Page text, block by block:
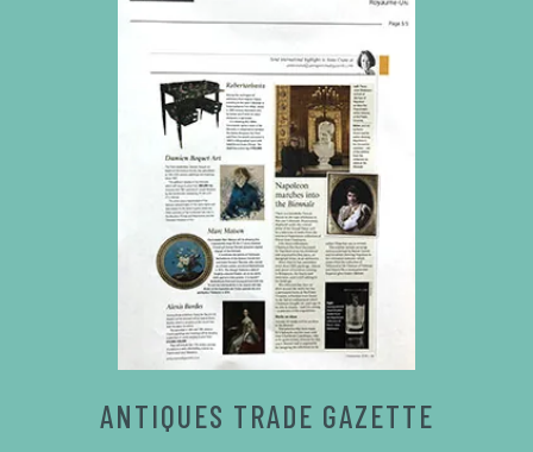
ANTIQUES TRADE GAZETTE